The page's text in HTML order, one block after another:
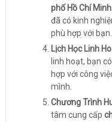
phố Hồ Chí Minh
đã có kinh
phù hợp với bạn.
Lịch Học Linh
linh hoạt, bạn
hợp với công
mình.
Chương Trình
tâm cung cấp